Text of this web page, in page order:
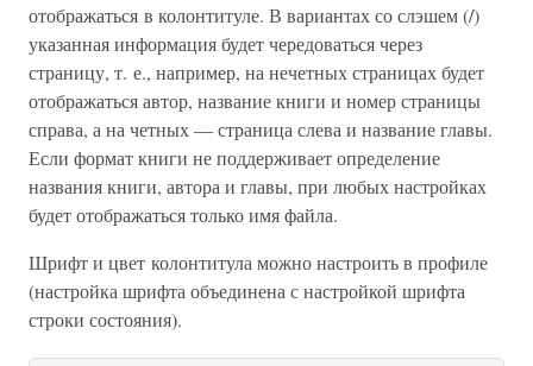
отображаться в колонтитуле. В вариантах со слэшем (/)
указанная информация будет чередоваться через
страницу, т. е., например, на нечетных страницах будет
отображаться автор, название книги и номер страницы
справа, а на четных — страница слева и название главы.
Если формат книги не поддерживает определение
названия книги, автора и главы, при любых настройках
будет отображаться только имя файла.
Шрифт и цвет колонтитула можно настроить в профиле
(настройка шрифта объединена с настройкой шрифта
строки состояния).